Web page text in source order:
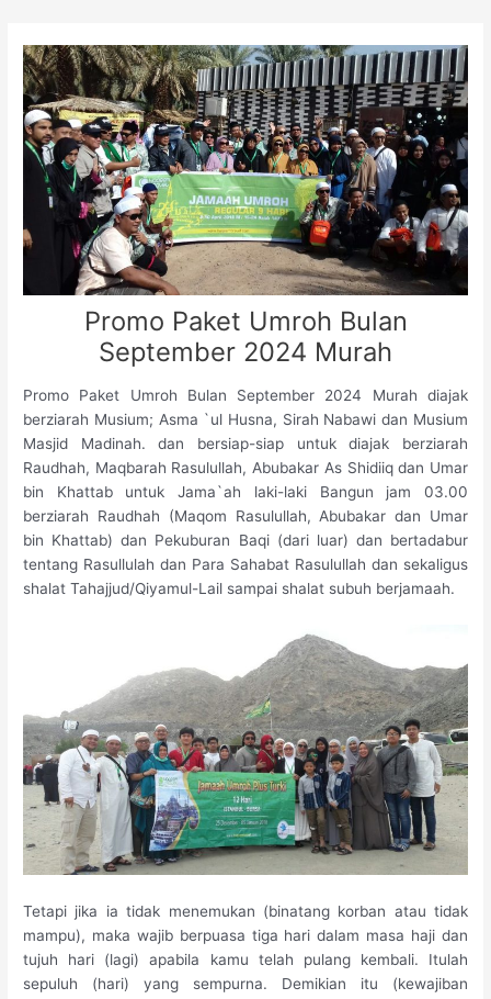
content
Promo Paket Umroh Bulan
September 2024 Murah
Promo Paket Umroh Bulan September 2024 Murah diajak
berziarah Musium; Asma `ul Husna, Sirah Nabawi dan Musium
Masjid Madinah. dan bersiap-siap untuk diajak berziarah
Raudhah, Maqbarah Rasulullah, Abubakar As Shidiiq dan Umar
bin Khattab untuk Jama`ah laki-laki Bangun jam 03.00
berziarah Raudhah (Maqom Rasulullah, Abubakar dan Umar
bin Khattab) dan Pekuburan Baqi (dari luar) dan bertadabur
tentang Rasullulah dan Para Sahabat Rasulullah dan sekaligus
shalat Tahajjud/Qiyamul-Lail sampai shalat subuh berjamaah.
Tetapi jika ia tidak menemukan (binatang korban atau tidak
mampu), maka wajib berpuasa tiga hari dalam masa haji dan
tujuh hari (lagi) apabila kamu telah pulang kembali. Itulah
sepuluh (hari) yang sempurna. Demikian itu (kewajiban